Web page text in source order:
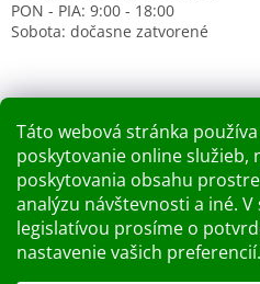
Táto webová stránka
poskytovanie online služieb,
poskytovania obsahu
analýzu návštevnosti a iné.
legislatívou prosíme o
nastavenie vašich preferencií.
PON - PIA: 9:00 - 18:00
Sobota: dočasne zatvorené
Nákupný košík
0KS /